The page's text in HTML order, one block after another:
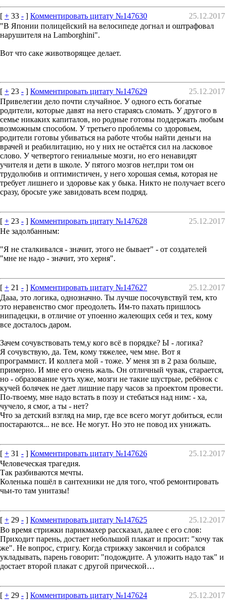
[ + 33 - ] Комментировать цитату №147630
25.12.2017
"В Японии полицейский на велосипеде догнал и оштрафовал
нарушителя на Lamborghini".
Вот что саке животворящее делает.
[ + 23 - ] Комментировать цитату №147629
25.12.2017
Привелегии дело почти случайное. У одного есть богатые
родители, которые давят на него стараясь сломать. У другого в
семье никаких капиталов, но родные готовы поддержать любым
возможным способом. У третьего проблемы со здоровьем,
родители готовы убиваться на работе чтобы найти деньги на
врачей и реабилитацию, но у них не остаётся сил на ласковое
слово. У четвертого гениальные мозги, но его ненавидят
учителя и дети в школе. У пятого мозгов нет,при том он
трудолюбив и оптимистичен, у него хорошая семья, которая не
требует лишнего и здоровье как у быка. Никто не получает всего
сразу, бросьте уже завидовать всем подряд.
[ + 23 - ] Комментировать цитату №147628
25.12.2017
Не задолбанным:
"Я не сталкивался - значит, этого не бывает" - от создателей
"мне не надо - значит, это херня".
[ + 21 - ] Комментировать цитату №147627
25.12.2017
Дааа, это логика, однозначно. Ты лучше посочувствуй тем, кто
это неравенство смог преодолеть. Им-то пахать пришлось
нипадецки, в отличие от упоенно жалеющих себя и тех, кому
все досталось даром.
Зачем сочувствовать тем,у кого всё в порядке? Ы - логика?
Я сочувствую, да. Тем, кому тяжелее, чем мне. Вот я
программист. И коллега мой - тоже. У меня зп в 2 раза больше,
примерно. И мне его очень жаль. Он отличный чувак, старается,
но - образование чуть хуже, мозги не такие шустрые, ребёнок с
кучей болячек не дает лишние пару часов за проектом провести.
По-твоему, мне надо встать в позу и стебаться над ним: - ха,
чучело, я смог, а ты - нет?
Что за детский взгляд на мир, где все всего могут добиться, если
постараются... не все. Не могут. Но это не повод их унижать.
[ + 31 - ] Комментировать цитату №147626
25.12.2017
Человеческая трагедия.
Так разбиваются мечты.
Коленька пошёл в сантехники не для того, чтоб ремонтировать
чьи-то там унитазы!
[ + 29 - ] Комментировать цитату №147625
25.12.2017
Во время стрижки парикмахер рассказал, далее с его слов:
Приходит парень, достает небольшой плакат и просит: "хочу так
же". Не вопрос, стригу. Когда стрижку закончил и собрался
укладывать, парень говорит: "подождите. А уложить надо так" и
достает второй плакат с другой прической…
[ + 29 - ] Комментировать цитату №147624
25.12.2017